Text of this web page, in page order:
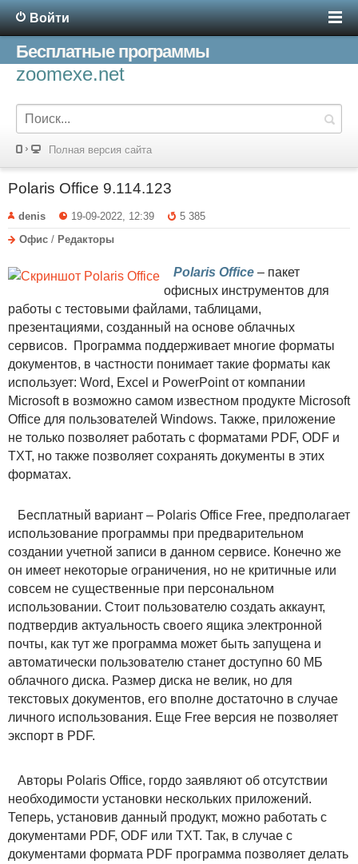
Войти
Бесплатные программы
zoomexe.net
Полная версия сайта
Polaris Office 9.114.123
denis 19-09-2022, 12:39
5 385
Офис / Редакторы
Polaris Office – пакет
офисных инструментов для
работы с тестовыми файлами, таблицами,
презентациями, созданный на основе облачных
сервисов. Программа поддерживает многие форматы
документов, в частности понимает такие форматы как
использует: Word, Excel и PowerPoint от компании
Microsoft в возможно самом известном продукте Microsoft
Office для пользователей Windows. Также, приложение
не только позволяет работать с форматами PDF, ODF и
TXT, но также позволяет сохранять документы в этих
форматах.
Бесплатный вариант – Polaris Office Free, предполагает
использование программы при предварительном
создании учетной записи в данном сервисе. Конечно же
он имеет некоторые ограничения, но не критичные или
совсем не существенные при персональном
использовании. Стоит пользователю создать аккаунт,
подтвердив актуальность своего ящика электронной
почты, как тут же программа может быть запущена и
автоматически пользователю станет доступно 60 МБ
облачного диска. Размер диска не велик, но для
текстовых документов, его вполне достаточно в случае
личного использования. Еще Free версия не позволяет
экспорт в PDF.
Авторы Polaris Office, гордо заявляют об отсутствии
необходимости установки нескольких приложений.
Теперь, установив данный продукт, можно работать с
документами PDF, ODF или TXT. Так, в случае с
документами формата PDF программа позволяет делать